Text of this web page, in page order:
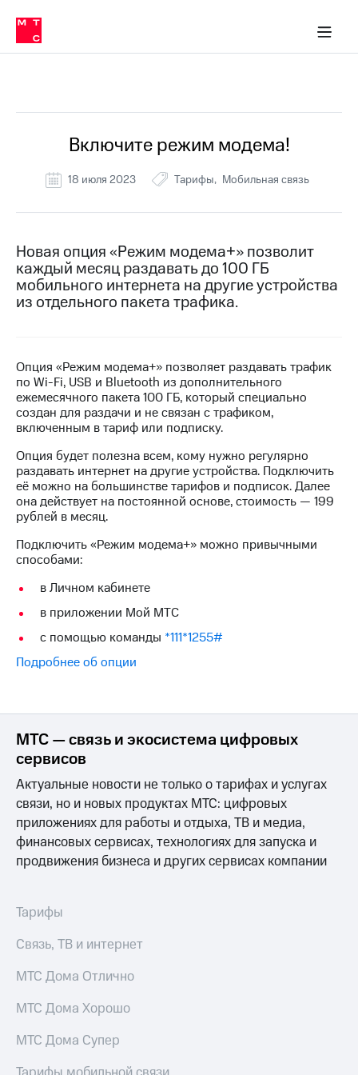
связь
Сервисы и подписки
30% на связь
кабинеты
Мобильная
и
Спутниковое
ТВ
Деньги
связь
Перенести
номер
в МТС
Роуминг
Семейная
Заказать
SIM-
карту
Оформить
eSIM
SIM-
для
Оформить
Выбрать
красивый
номер
Заменить
карту
Перейти
на
Для дома
ТВ
тарифом
Интернет,
ТВ и телефон
для дома
в МТС
Услуги
Роуминг
кабинет
Скачать
приложение
Мой
МТС
на связь
Тарифы
RED,
РИИЛ
Супер
дешевле
при
оплате
с карты
МТС
Деньги
Выберите
ТВ
тарифом
Интернет,
ТВ и телефон
для дома
Услуги
Личный
кабинет
интернета
и
ТВ
приложение
МТС
Акции
Видеонаблюдение
Включите режим модема!
18 июля 2023 Тарифы Мобильная связь
Новая опция «Режим модема+» позволит
каждый месяц раздавать до 100 ГБ
мобильного интернета на другие устройства
из отдельного пакета трафика.
Опция «Режим модема+» позволяет раздавать трафик
по Wi-Fi, USB и Bluetooth из дополнительного
ежемесячного пакета 100 ГБ, который специально
создан для раздачи и не связан с трафиком,
включенным в тариф или подписку.
Опция будет полезна всем, кому нужно регулярно
раздавать интернет на другие устройства. Подключить
её можно на большинстве тарифов и подписок. Далее
она действует на постоянной основе, стоимость — 199
рублей в месяц.
Подключить «Режим модема+» можно привычными
способами:
в Личном кабинете
в приложении Мой МТС
с помощью команды *111*1255#
Подробнее об опции
МТС — связь и экосистема цифровых
сервисов
Актуальные новости не только о тарифах и услугах
связи, но и новых продуктах МТС: цифровых
приложениях для работы и отдыха, ТВ и медиа,
финансовых сервисах, технологиях для запуска и
продвижения бизнеса и других сервисах компании
Тарифы
Связь, ТВ и интернет
МТС Дома Отлично
МТС Дома Хорошо
МТС Дома Супер